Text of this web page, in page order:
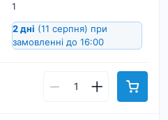
1
2 дні (11 серпня) при
замовленні до 16:00